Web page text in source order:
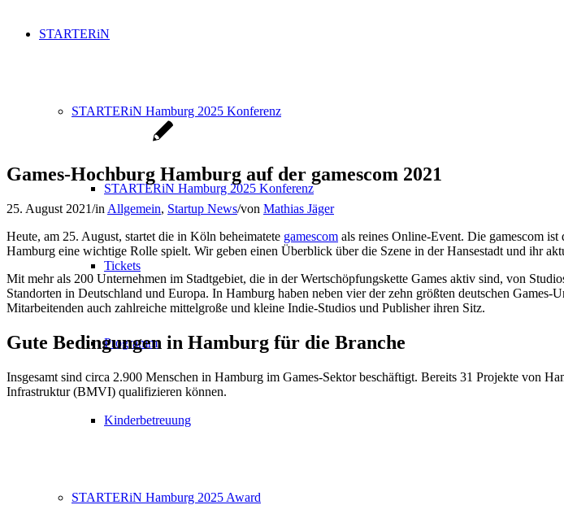
STARTERiN
STARTERiN Hamburg 2025 Konferenz
STARTERiN Hamburg 2025 Konferenz
Tickets
Programm
Kinderbetreuung
STARTERiN Hamburg 2025 Award
Games-Hochburg Hamburg auf der gamescom 2021
25. August 2021/in Allgemein, Startup News/von Mathias Jäger
Heute, am 25. August, startet die in Köln beheimatete gamescom als reines Online-Event. Die gamescom
Hamburg eine wichtige Rolle spielt. Wir geben einen Überblick über die Szene in der Hansestadt und ihr
Mit mehr als 200 Unternehmen im Stadtgebiet, die in der Wertschöpfungskette Games aktiv sind, von
Standorten in Deutschland und Europa. In Hamburg haben neben vier der zehn größten deutschen
Mitarbeitenden auch zahlreiche mittelgroße und kleine Indie-Studios und Publisher ihren Sitz.
Gute Bedingungen in Hamburg für die Branche
Insgesamt sind circa 2.900 Menschen in Hamburg im Games-Sektor beschäftigt. Bereits 31 Projekte von
Infrastruktur (BMVI) qualifizieren können.